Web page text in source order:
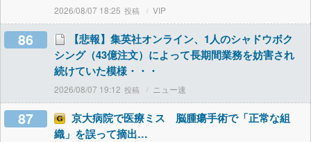
2026/08/07 18:25 VIP
86
【悲報】集英社オンライン、1人のシャドウボク
シング（43億注文）によって長期間業務を妨害され
続けていた模様・・・
2026/08/07 19:12 ニュー速
87
京大病院で医療ミス 脳腫瘍手術で「正常な組
織」を誤って摘出…